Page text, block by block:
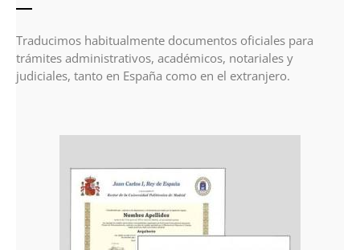
Traducimos habitualmente documentos oficiales para
trámites administrativos, académicos, notariales y
judiciales, tanto en España como en el extranjero.